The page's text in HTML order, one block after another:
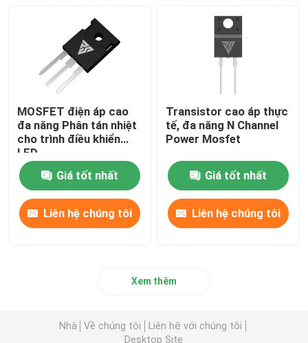
MOSFET điện áp cao
đa năng Phân tán nhiệt
cho trình điều khiển
LED
Giá tốt nhất
Liên hệ chúng tôi
Transistor cao áp thực
tế, đa năng N Channel
Power Mosfet
Giá tốt nhất
Liên hệ chúng tôi
Xem thêm
Nhà Về chúng tôi
Liên hệ với chúng tôi
Desktop Site